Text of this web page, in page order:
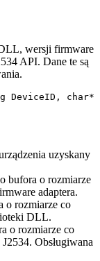
wersji firmware
API. Dane te są
DeviceID,
uzyskany
bufora o rozmiarze
adaptera.
o rozmiarze co
DLL.
o rozmiarze co
Obsługiwana